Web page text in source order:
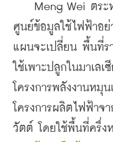
Meng Wei ตระห
ศูนย์ข้อมูลใช้ไฟฟ้าอ
แผนจะเปลี่ยน พื้นที่ร
ใช้เพาะปลูกในมาเล
โครงการพลังงานหมุ
โครงการผลิตไฟฟ้าจ
วัตต์ โดยใช้พื้นที่ครึ่ง